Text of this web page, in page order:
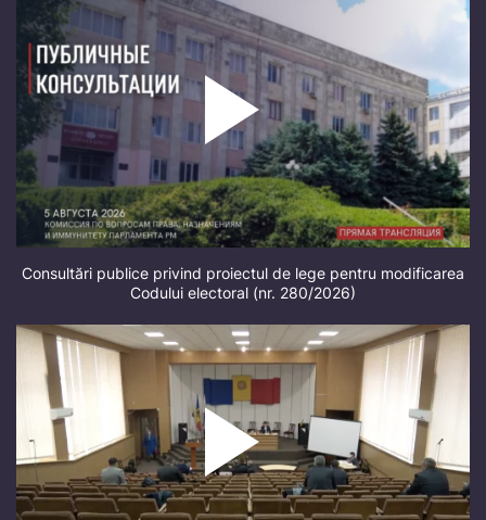
Consultări publice privind proiectul de lege pentru modificarea
Codului electoral (nr. 280/2026)